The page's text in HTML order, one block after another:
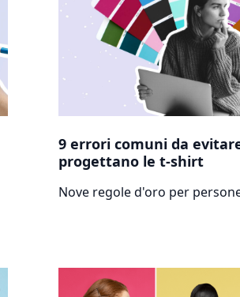
9 errori comuni da
progettano le t-shirt
Nove regole d'oro per